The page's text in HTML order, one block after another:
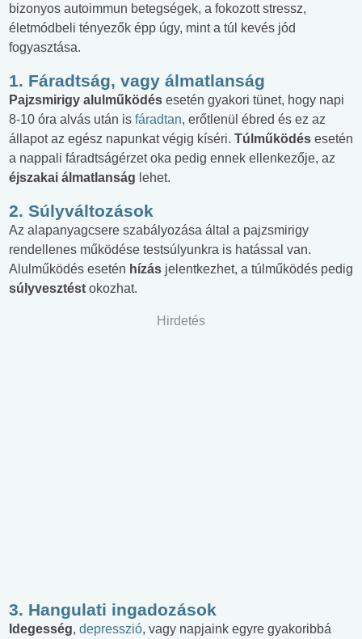
bizonyos autoimmun betegségek, a fokozott stressz,
életmódbeli tényezők épp úgy, mint a túl kevés jód
fogyasztása.
1. Fáradtság, vagy álmatlanság
Pajzsmirigy alulműködés esetén gyakori tünet, hogy napi
8-10 óra alvás után is fáradtan, erőtlenül ébred és ez az
állapot az egész napunkat végig kíséri. Túlműködés esetén
a nappali fáradtságérzet oka pedig ennek ellenkezője, az
éjszakai álmatlanság lehet.
2. Súlyváltozások
Az alapanyagcsere szabályozása által a pajzsmirigy
rendellenes működése testsúlyunkra is hatással van.
Alulműködés esetén hízás jelentkezhet, a túlműködés pedig
súlyvesztést okozhat.
Hirdetés
3. Hangulati ingadozások
Idegesség, depresszió, vagy napjaink egyre gyakoribbá